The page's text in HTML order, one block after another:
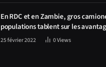
En RDC et en Zambie, gros
populations tablent sur les
économiques de la route Kolwezi-
25 février 2022 0Views